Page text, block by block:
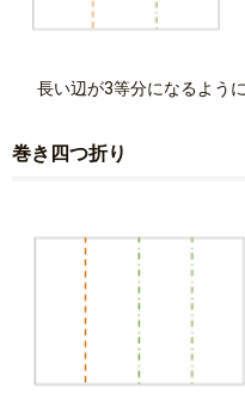
長い辺が3等分になるよう
巻き四つ折り